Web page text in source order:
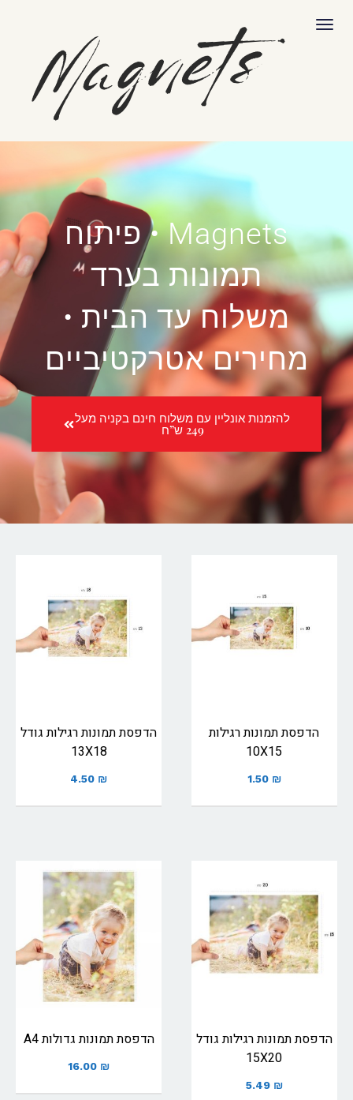
תפריט
Magnets • פיתוח
תמונות בערד
משלוח עד הבית •
מחירים אטרקטיביים
להזמנות אונליין עם משלוח חינם בקניה מעל
249 ש”ח
הדפסת תמונות רגילות
10X15
1.50 ₪
הדפסת תמונות רגילות גודל
13X18
4.50 ₪
הדפסת תמונות רגילות גודל
15X20
5.49 ₪
הדפסת תמונות גדולות A4
16.00 ₪